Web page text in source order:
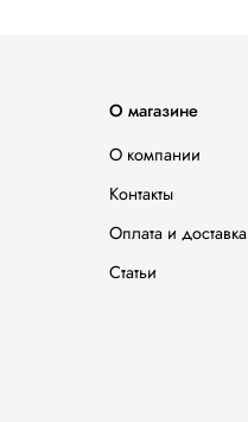
О магазине
О компании
Контакты
Оплата и доставка
Статьи